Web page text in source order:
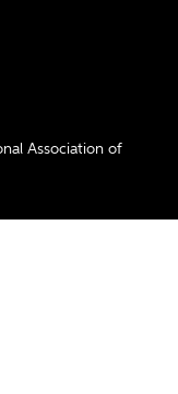
Association of